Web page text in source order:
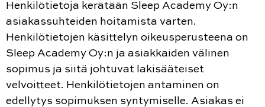
Henkilötietoja kerätään Sleep Academy Oy:n
asiakassuhteiden hoitamista varten.
Henkilötietojen käsittelyn oikeusperusteena on
Sleep Academy Oy:n ja asiakkaiden välinen
sopimus ja siitä johtuvat lakisääteiset
velvoitteet. Henkilötietojen antaminen on
edellytys sopimuksen syntymiselle. Asiakas ei